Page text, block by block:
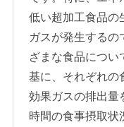
低い超加工食品の
ガスが発生するの
ざまな食品につ
基に、それぞれの
効果ガスの排出量
時間の食事摂取